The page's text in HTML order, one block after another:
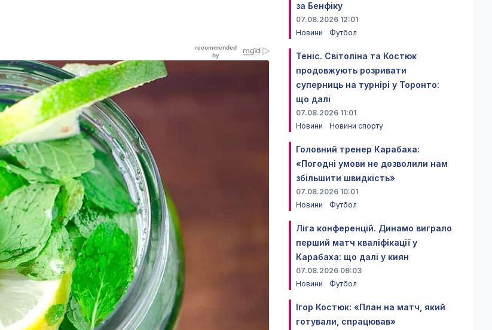
за Бенфіку
07.08.2026 12:01
Новини
Футбол
Теніс. Світоліна та Костюк
продовжують розривати
суперниць на турнірі у Торонто:
що далі
07.08.2026 11:01
Новини
Новини спорту
Головний тренер Карабаха:
«Погодні умови не дозволили нам
збільшити швидкість»
07.08.2026 10:01
Новини
Футбол
Ліга конференцій. Динамо виграло
перший матч кваліфікації у
Карабаха: що далі у киян
07.08.2026 09:03
Новини
Футбол
Ігор Костюк: «План на матч, який
готували, спрацював»